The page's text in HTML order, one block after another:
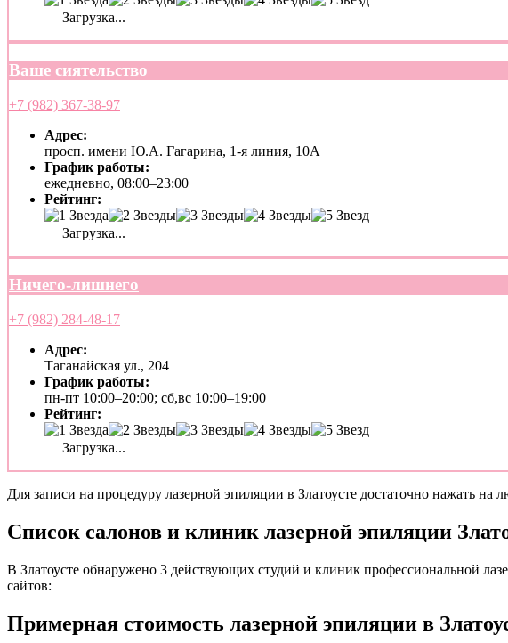
Загрузка...
Ваше сиятельство
+7 (982) 367-38-97
Адрес:
просп. имени Ю.А. Гагарина, 1-я линия, 10А
График работы:
ежедневно, 08:00–23:00
Рейтинг:
Загрузка...
Ничего-лишнего
+7 (982) 284-48-17
Адрес:
Таганайская ул., 204
График работы:
пн-пт 10:00–20:00; сб,вс 10:00–19:00
Рейтинг:
Загрузка...
Для записи на процедуру лазерной эпиляции в Златоусте достаточно нажать на
Список салонов и клиник лазерной эпиляции
В Златоусте обнаружено 3 действующих студий и клиник профессиональной
сайтов:
Примерная стоимость лазерной эпиляции в